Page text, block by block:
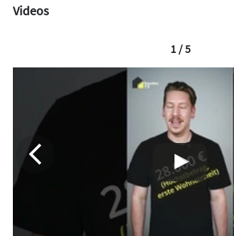
Videos
1 / 5